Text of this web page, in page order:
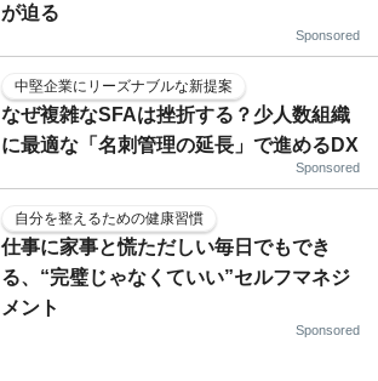
が迫る
Sponsored
中堅企業にリーズナブルな新提案
なぜ複雑なSFAは挫折する？少人数組織
に最適な「名刺管理の延長」で進めるDX
Sponsored
自分を整えるための健康習慣
仕事に家事と慌ただしい毎日でもでき
る、“完璧じゃなくていい”セルフマネジ
メント
Sponsored